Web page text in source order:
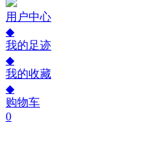
用户中心
◆
我的足迹
◆
我的收藏
◆
购物车
0